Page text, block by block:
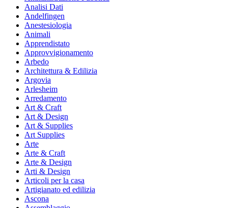
Analisi Dati
Andelfingen
Anestesiologia
Animali
Apprendistato
Approvvigionamento
Arbedo
Architettura & Edilizia
Argovia
Arlesheim
Arredamento
Art & Craft
Art & Design
Art & Supplies
Art Supplies
Arte
Arte & Craft
Arte & Design
Arti & Design
Articoli per la casa
Artigianato ed edilizia
Ascona